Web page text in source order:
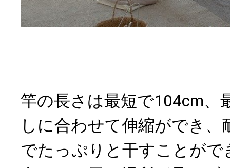
竿の長さは最短で104cm、
しに合わせて伸縮ができ、
でたっぷりと干すことがで